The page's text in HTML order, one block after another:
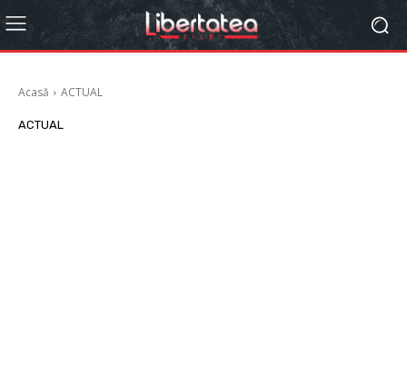
Acasă ACTUAL
ACTUAL